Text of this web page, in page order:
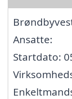
Ansatte:
Startdato: